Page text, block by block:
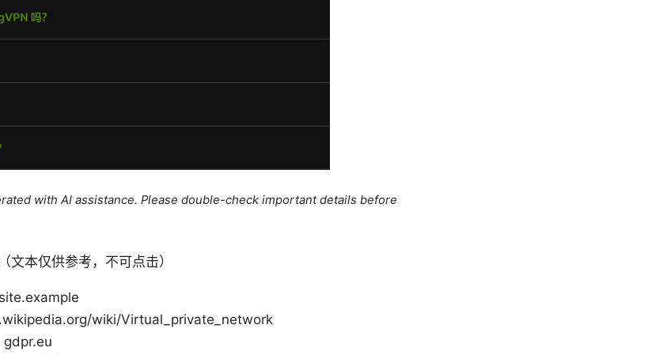
with AI assistance. Please double-check important details before
本仅供参考，不可点击）
wiki/Virtual_private_network
gdpr.eu